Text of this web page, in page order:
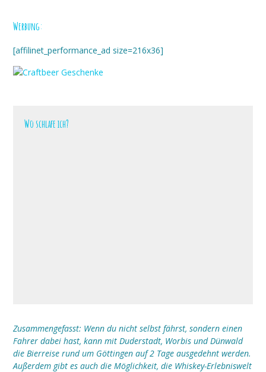
Werbung:
[affilinet_performance_ad size=216x36]
Wo schlafe ich?
Zusammengefasst: Wenn du nicht selbst fährst, sondern einen
Fahrer dabei hast, kann mit Duderstadt, Worbis und Dünwald
die Bierreise rund um Göttingen auf 2 Tage ausgedehnt werden.
Außerdem gibt es auch die Möglichkeit, die Whiskey-Erlebniswelt